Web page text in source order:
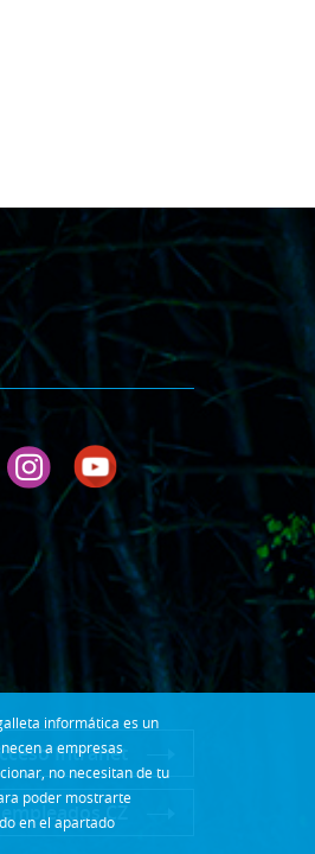
informática es un
a empresas
no necesitan de tu
poder mostrarte
en el apartado
Intranet
CZ